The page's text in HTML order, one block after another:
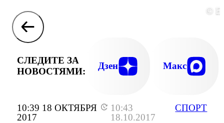
10:39 18 ОКТЯБРЯ
2017
10:43
18.10.2017
СПОРТ
©
СЛЕДИТЕ ЗА
НОВОСТЯМИ:
Дзен Макс